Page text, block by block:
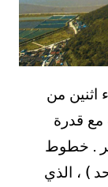
اثنين من
كيلوفولت مع قدرة
أمبير . خطوط
واحد ) ، الذي